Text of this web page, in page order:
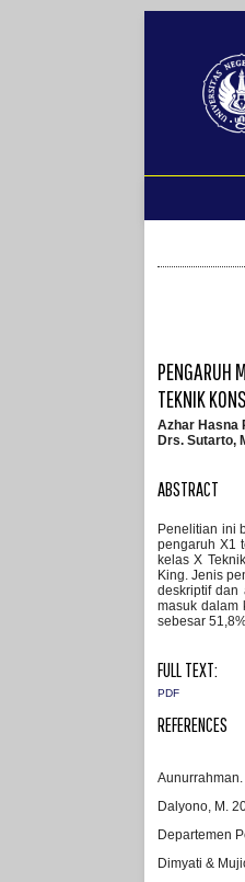
PENGARUH
TEKNIK
Azhar Hasna
Drs. Sutarto,
ABSTRACT
Penelitian ini
pengaruh X1
kelas X
King. Jenis
deskriptif dan
masuk dalam
sebesar
FULL TEXT:
PDF
REFERENCES
Dalyono, M.
Departemen
Dimyati &